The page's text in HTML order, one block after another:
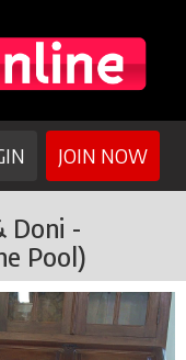
JOIN NOW
Doni -
Pool)